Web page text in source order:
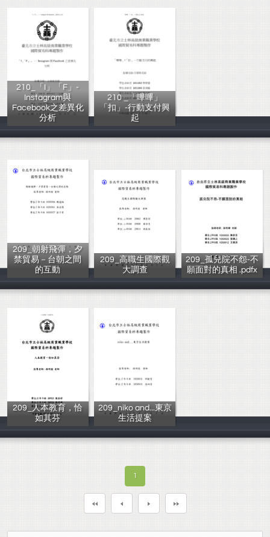
210_「I」「F」-
Instagram與
Facebook之差異化
分析
江佳臻，汪翠汝
210 _「嗶嗶」
「扣」-行動支付興
起
林晉億，侯清騰
209_朝射飛彈，夕
禁貿易－台朝之間
的互動
209_高職生國際觀
大調查
209_孤兒院不怨-不
願面對的真相 .pdfx
209_人本教育，恰
如其芬
陳姿妤、陳思潔
209_niko and...東京
生活提案
邱毓雯、高翊芳
1